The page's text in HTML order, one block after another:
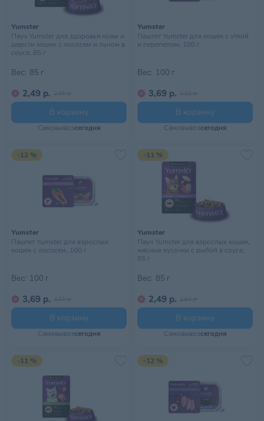
Yumster
Пауч Yumster для здоровья кожи и
шерсти кошек с лососем и льном в
соусе, 85 г
Вес: 85 г
2,49 р. 2,81 р.
В корзину
Самовывозсегодня
Yumster
Паштет Yumster для кошек с уткой
и перепелом, 100 г
Вес: 100 г
3,69 р. 4,21 р.
В корзину
Самовывозсегодня
-12 %
Yumster
Паштет Yumster для взрослых
кошек с лососем, 100 г
Вес: 100 г
3,69 р. 4,21 р.
В корзину
Самовывозсегодня
-11 %
Yumster
Пауч Yumster для взрослых кошек,
мясные кусочки с рыбой в соусе,
85 г
Вес: 85 г
2,49 р. 2,81 р.
В корзину
Самовывозсегодня
-11 % -12 %